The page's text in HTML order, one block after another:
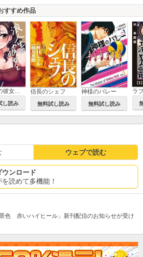
すすめ作品
浪人生の彼女とスーパーで
し読み
信長のシェフ
無料試し読み
神様のバレー
無料試し読み
ウェブで読む
ンロード
読めて多機能！
色 赤いハイヒール」新刊配信のお知らせが受け